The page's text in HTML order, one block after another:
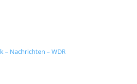
– Nachrichten – WDR